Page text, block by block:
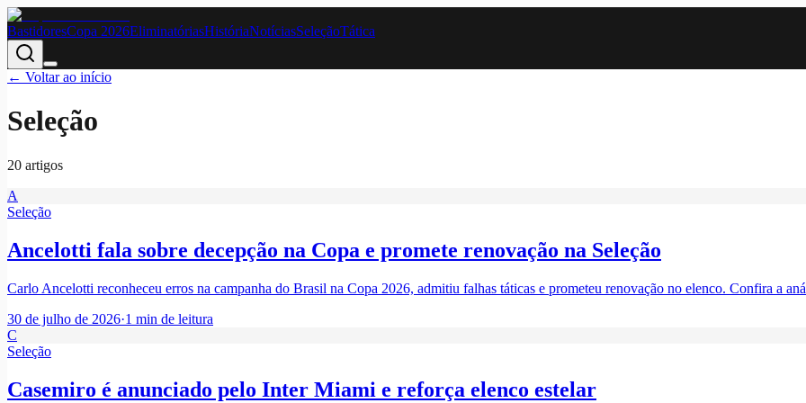
BastidoresCopa 2026EliminatóriasHistóriaNotíciasSeleçãoTática
← Voltar ao início
Seleção
20 artigos
A
Seleção
Ancelotti fala sobre decepção na Copa e promete renovação na Seleção
Carlo Ancelotti reconheceu erros na campanha do Brasil na Copa 2026, admitiu falhas táticas e prometeu renovação no elenco. Confira a
30 de julho de 2026·1 min de leitura
C
Seleção
Casemiro é anunciado pelo Inter Miami e reforça elenco estelar